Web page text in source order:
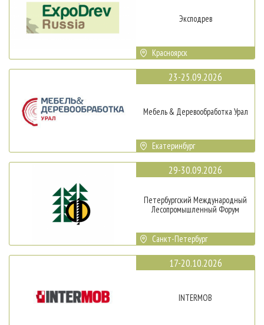
Эксподрев
Красноярск
23-25.09.2026
Мебель & Деревообработка Урал
Екатеринбург
29-30.09.2026
Петербургский Международный
Лесопромышленный Форум
Санкт-Петербург
17-20.10.2026
INTERMOB